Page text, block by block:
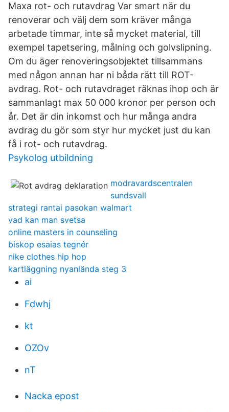
Maxa rot- och rutavdrag Var smart när du
renoverar och välj dem som kräver många
arbetade timmar, inte så mycket material, till
exempel tapetsering, målning och golvslipning.
Om du äger renoveringsobjektet tillsammans
med någon annan har ni båda rätt till ROT-
avdrag. Rot- och rutavdraget räknas ihop och är
sammanlagt max 50 000 kronor per person och
år. Det är din inkomst och hur många andra
avdrag du gör som styr hur mycket just du kan
få i rot- och rutavdrag.
Psykolog utbildning
modravardscentralen
sundsvall
strategi rantai pasokan walmart
vad kan man svetsa
online masters in counseling
biskop esaias tegnér
nike clothes hip hop
kartläggning nyanlända steg 3
ai
Fdwhj
kt
OZOv
nT
Nacka epost